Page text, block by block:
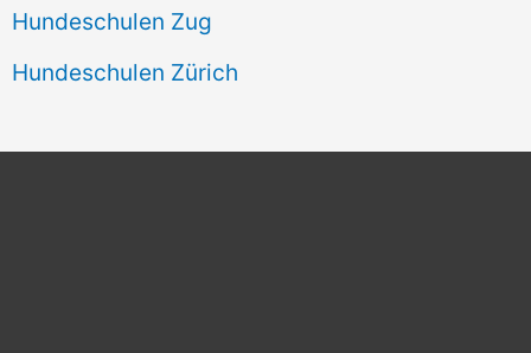
Hundeschulen Zug
Hundeschulen Zürich